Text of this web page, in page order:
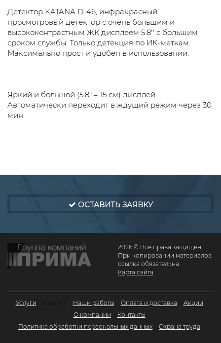
Детектор KATANA D-46, инфракрасный
просмотровый детектор с очень большим и
высококонтрастным ЖК дисплеем 5.8'' с большим
сроком службы. Только детекция по ИК-меткам.
Максимально прост и удобен в использовании.
Яркий и большой (5,8" = 15 см) дисплей
Автоматически переходит в ждущий режим через 30
мин.
ОСТАВИТЬ ЗАЯВКУ
2026 © Все права защищены.
При копировании материалов
ссылка обязательна
Карта сайта
Услуги Наши работы Оплата и доставка
Акции
О компании
Контакты
Политика обработки персональных данных
Охрана труда